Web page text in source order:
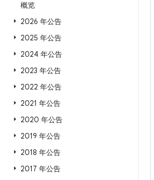
概览
2026 年公告
2025 年公告
2024 年公告
2023 年公告
2022 年公告
2021 年公告
2020 年公告
2019 年公告
2018 年公告
2017 年公告